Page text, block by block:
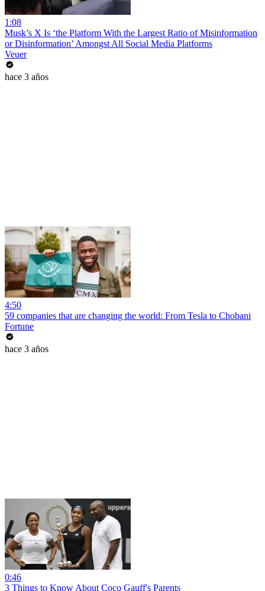
1:08
Musk’s X Is ‘the Platform With the Largest Ratio of Misinformation
or Disinformation’ Amongst All Social Media Platforms
Veuer
hace 3 años
4:50
59 companies that are changing the world: From Tesla to Chobani
Fortune
hace 3 años
0:46
3 Things to Know About Coco Gauff's Parents